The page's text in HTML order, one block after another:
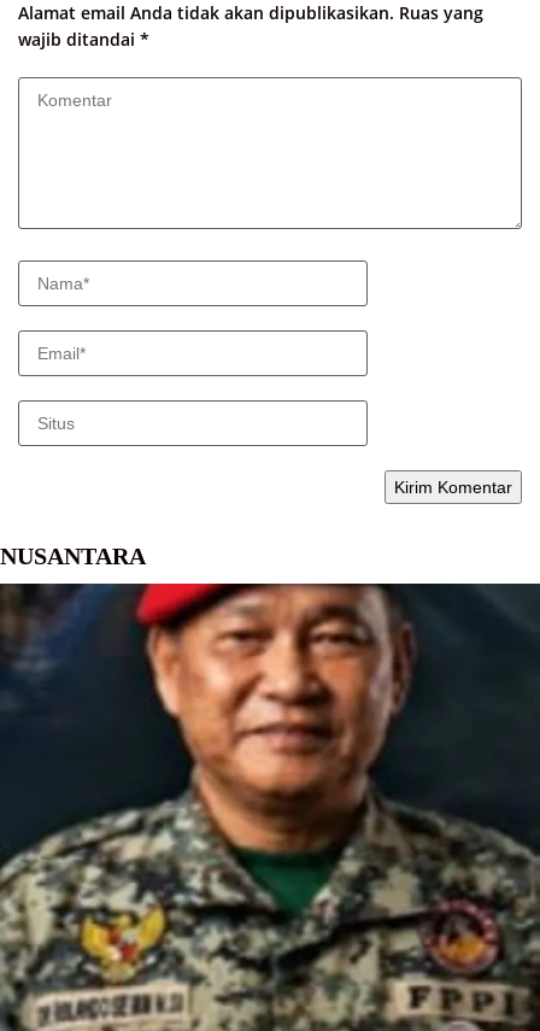
Alamat email Anda tidak akan dipublikasikan. Ruas yang
wajib ditandai *
NUSANTARA